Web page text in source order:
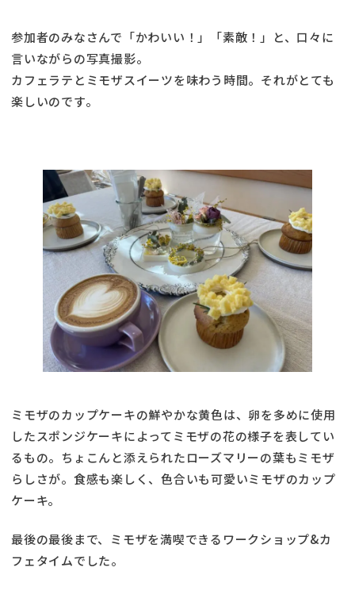
参加者のみなさんで「かわいい！」「素敵！」と、口々に
言いながらの写真撮影。
カフェラテとミモザスイーツを味わう時間。それがとても
楽しいのです。
ミモザのカップケーキの鮮やかな黄色は、卵を多めに使用
したスポンジケーキによってミモザの花の様子を表してい
るもの。ちょこんと添えられたローズマリーの葉もミモザ
らしさが。食感も楽しく、色合いも可愛いミモザのカップ
ケーキ。
最後の最後まで、ミモザを満喫できるワークショップ&カ
フェタイムでした。